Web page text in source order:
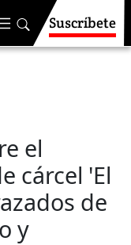
Suscríbete
el
cárcel 'El
de
y